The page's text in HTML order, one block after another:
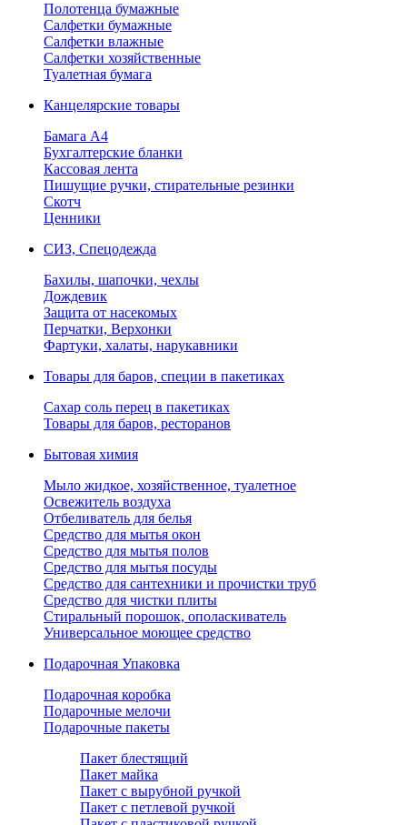
Полотенца бумажные
Салфетки бумажные
Салфетки влажные
Салфетки хозяйственные
Туалетная бумага
Канцелярские товары
Бамага А4
Бухгалтерские бланки
Кассовая лента
Пишущие ручки, стирательные резинки
Скотч
Ценники
СИЗ, Спецодежда
Бахилы, шапочки, чехлы
Дождевик
Защита от насекомых
Перчатки, Верхонки
Фартуки, халаты, нарукавники
Товары для баров, специи в пакетиках
Сахар соль перец в пакетиках
Товары для баров, ресторанов
Бытовая химия
Мыло жидкое, хозяйственное, туалетное
Освежитель воздуха
Отбеливатель для белья
Средство для мытья окон
Средство для мытья полов
Средство для мытья посуды
Средство для сантехники и прочистки труб
Средство для чистки плиты
Стиральный порошок, ополаскиватель
Универсальное моющее средство
Подарочная Упаковка
Подарочная коробка
Подарочные мелочи
Подарочные пакеты
Пакет блестящий
Пакет майка
Пакет с вырубной ручкой
Пакет с петлевой ручкой